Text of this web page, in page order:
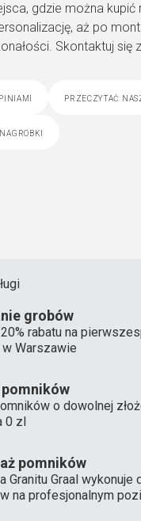
gdzie można
aż po
Skontaktuj
przeczytać
grobów
rabatu na
Warszawie
o dowolnej
0 zl
pomników
Granitu Graal wykonuje
na profesjonalnym